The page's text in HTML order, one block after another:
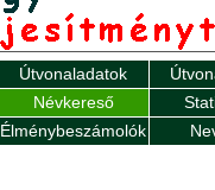
Útvonaladatok
Névkereső
Élménybeszámolók